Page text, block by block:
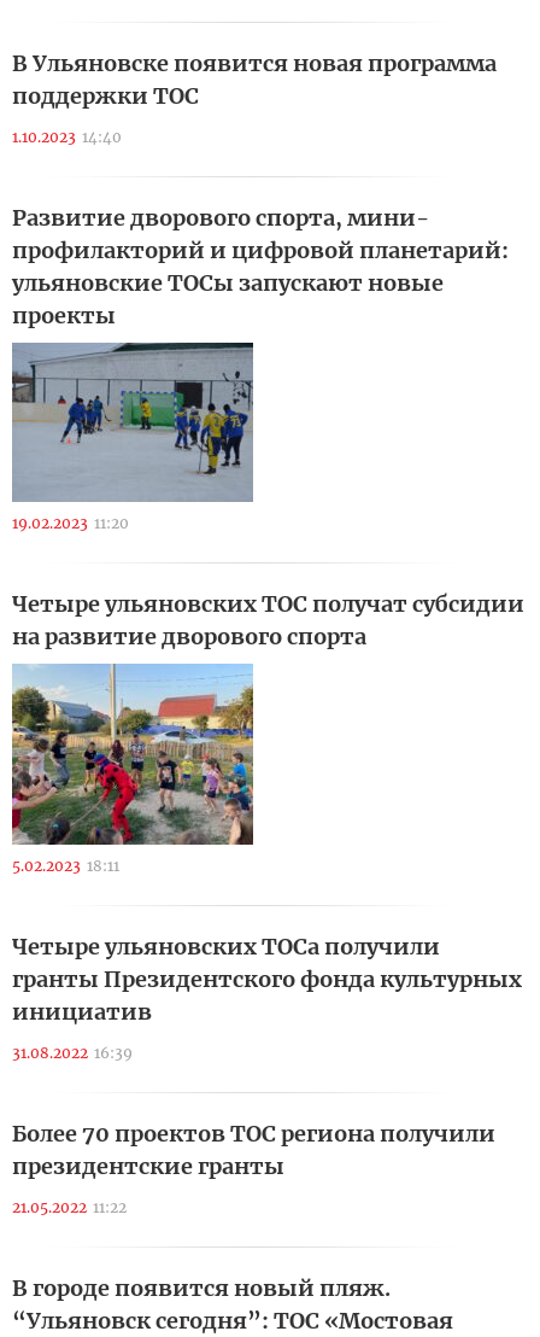
В Ульяновске появится новая программа
поддержки ТОС
1.10.2023 14:40
Развитие дворового спорта, мини-
профилакторий и цифровой планетарий:
ульяновские ТОСы запускают новые
проекты
19.02.2023 11:20
Четыре ульяновских ТОС получат субсидии
на развитие дворового спорта
5.02.2023 18:11
Четыре ульяновских ТОСа получили
гранты Президентского фонда культурных
инициатив
31.08.2022 16:39
Более 70 проектов ТОС региона получили
президентские гранты
21.05.2022 11:22
В городе появится новый пляж.
“Ульяновск сегодня”: ТОС «Мостовая